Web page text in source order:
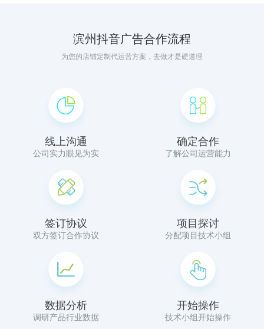
滨州抖音广告合作流程
为您的店铺定制代运营方案，去做才是硬道理
线上沟通
公司实力眼见为实
确定合作
了解公司运营能力
签订协议
双方签订合作协议
项目探讨
分配项目技术小组
数据分析
调研产品行业数据
开始操作
技术小组开始操作